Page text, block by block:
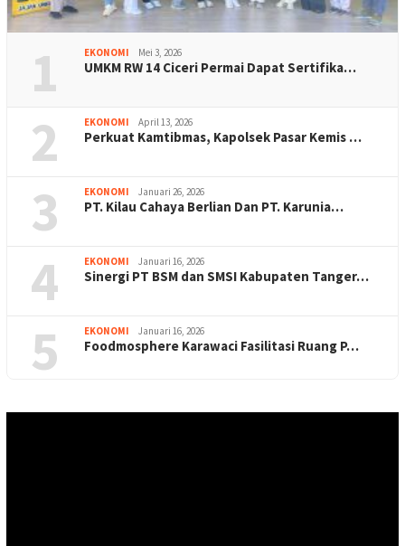
1 EKONOMI Mei 3, 2026
UMKM RW 14 Ciceri Permai Dapat Sertifika…
2 EKONOMI April 13, 2026
Perkuat Kamtibmas, Kapolsek Pasar Kemis …
3 EKONOMI Januari 26, 2026
PT. Kilau Cahaya Berlian Dan PT. Karunia…
4 EKONOMI Januari 16, 2026
Sinergi PT BSM dan SMSI Kabupaten Tanger…
5 EKONOMI Januari 16, 2026
Foodmosphere Karawaci Fasilitasi Ruang P…